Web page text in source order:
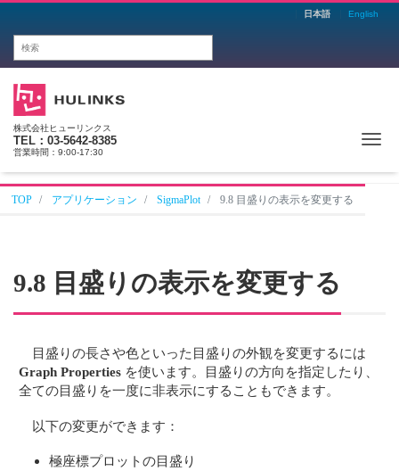
日本語 English
株式会社ヒューリンクス
TEL：03-5642-8385
営業時間：9:00-17:30
TOP アプリケーション SigmaPlot 9.8 目盛りの表示を変更する
9.8 目盛りの表示を変更する
目盛りの長さや色といった目盛りの外観を変更するには
Graph Properties を使います。目盛りの方向を指定したり、
全ての目盛りを一度に非表示にすることもできます。
以下の変更ができます：
極座標プロットの目盛り